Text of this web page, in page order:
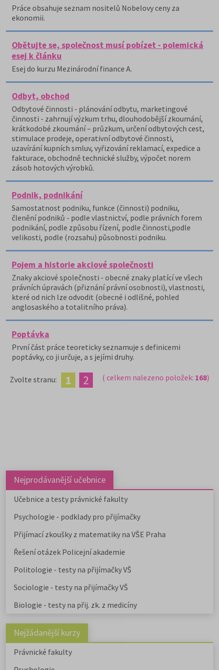
Práce obsahuje seznam nositelů Nobelovy ceny za
ekonomii.
Obětujte se, společnost musí pobízet - polemická
esej k článku
Esej do kurzu Mezinárodní finance A.
Odbyt, obchod
Odbytové činnosti - plánování odbytu, marketingové
činnosti - zahrnují výzkum trhu, dlouhodobější zkoumání,
krátkodobé zkoumání – průzkum, určení odbytových cest,
stimulace prodeje, operativní odbytové činnosti,
uzavírání kupních smluv, vyřizování reklamací, expedice a
fakturace, obchodně technické služby, výpočet norem
zásob hotových výrobků.
Podnik, podnikání
Samostatnost podniku, funkce (činnosti) podniku,
členění podniků - podle vlastnictví, podle právních forem
podnikání, podle způsobu řízení, podle činnosti,podle
velikosti, podle (rozsahu) působnosti podniku.
Pojem a historie akciové společnosti
Znaky akciové společnosti - obecné znaky platící ve všech
právních úpravách (přiznání právní osobnosti), vlastnosti,
které od nich lze odvodit (obecné i odlišné, pohled
anglosaského a totalitního práva).
Poptávka
První část práce teoreticky seznamuje s definicemi
poptávky, co ji určuje, a s jejími druhy.
Zvolte stranu: 1 2 ( celkem nalezeno položek: 168)
Nejprodávanější učebnice
Učebnice a testy právnické fakulty
Psychologie - podklady pro přijímačky
Přijímací zkoušky z matematiky na VŠE Praha
Řešení otázek Policejní akademie
Politologie - testy na přijímačky VŠ
Sociologie - testy na přijímačky VŠ
Biologie - testy na přij. zk. z medicíny
Nejžádanější kurzy
Právnické fakulty